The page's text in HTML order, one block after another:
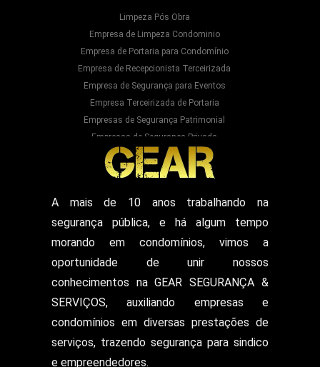
Limpeza Pós Obra
Empresa de Limpeza Condominio
Empresa de Portaria para Condomínio
Empresa de Recepcionista Terceirizada
Empresa de Segurança para Eventos
Empresa Terceirizada de Portaria
Empresas de Segurança Patrimonial
Empresas de Segurança Privada
Empresas Prestadoras de Serviços para
Condominios
Empresas Prestadoras de Serviços para Prédios
Prestação de Serviços de Recepção
Recepcionista Terceirizada
Segurança Particular Armado
Segurança Patrimonial E Monitoramento
Segurança Patrimonial em Hospitais
Segurança Patrimonial Eventos
Serviço de Escolta Armada
Empresa de Segurança em Mercado
A mais de 10 anos trabalhando na
segurança pública, e há algum tempo
morando em condomínios, vimos a
oportunidade de unir nossos
conhecimentos na GEAR SEGURANÇA &
SERVIÇOS, auxiliando empresas e
condomínios em diversas prestações de
serviços, trazendo segurança para sindico
e empreendedores.